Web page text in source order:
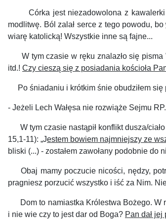
Córka jest niezadowolona z kawalerki w
modlitwę. Ból zalał serce z tego powodu, bo
wiarę katolicką! Wszystkie inne są fajne...
W tym czasie w ręku znalazło się pisma
itd.! Czy cieszą się z posiadania kościoła
Po śniadaniu i krótkim śnie obudziłem się
- Jeżeli Lech Wałęsa nie rozwiąże Sejmu
W tym czasie nastąpił konflikt dusza/
15,1-11): „Jestem bowiem najmniejszy ze
bliski (...) - zostałem zawołany podobnie do
Obaj mamy poczucie nicości, nędzy,
pragniesz porzucić wszystko i iść za Nim.
Dom to namiastka Królestwa Bożego. W
i nie wie czy to jest dar od Boga? Pan dał